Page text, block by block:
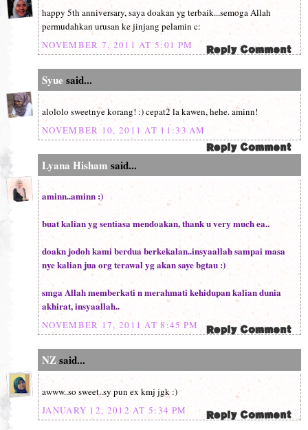
happy 5th anniversary, saya doakan yg terbaik...semoga Allah
permudahkan urusan ke jinjang pelamin c:
NOVEMBER 7, 2011 AT 5:01 PM
Syue said...
alololo sweetnye korang! :) cepat2 la kawen, hehe. aminn!
NOVEMBER 10, 2011 AT 11:33 AM
Lyana Hisham said...
aminn..aminn :)
buat kalian yg sentiasa mendoakan, thank u very much ea..
doakn jodoh kami berdua berkekalan..insyaallah sampai masa
nye kalian jua org terawal yg akan saye bgtau :)
smga Allah memberkati n merahmati kehidupan kalian dunia
akhirat, insyaallah..
NOVEMBER 17, 2011 AT 8:45 PM
NZsaid...
awww..so sweet..sy pun ex kmj jgk :)
JANUARY 12, 2012 AT 5:34 PM